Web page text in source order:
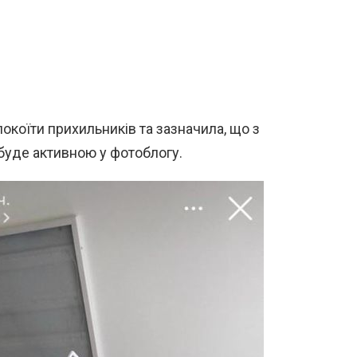
прихильників та зазначила, що з
активною у фотоблогу.